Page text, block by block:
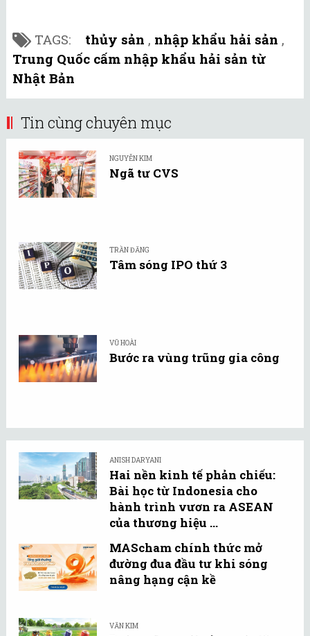
TAGS: thủy sản , nhập khẩu hải sản ,
Trung Quốc cấm nhập khẩu hải sản từ
Nhật Bản
Tin cùng chuyên mục
NGUYỄN KIM
Ngã tư CVS
TRẦN ĐĂNG
Tâm sóng IPO thứ 3
VŨ HOÀI
Bước ra vùng trũng gia công
ANISH DARYANI
Hai nền kinh tế phản chiếu:
Bài học từ Indonesia cho
hành trình vươn ra ASEAN
của thương hiệu ...
MAScham chính thức mở
đường đua đầu tư khi sóng
nâng hạng cận kề
VĂN KIM